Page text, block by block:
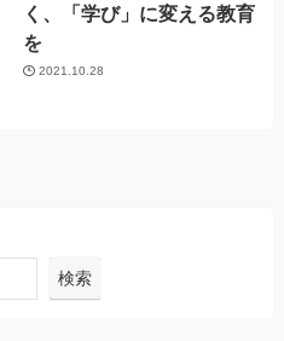
く、「学び」に変える教育
を
2021.10.28
検索